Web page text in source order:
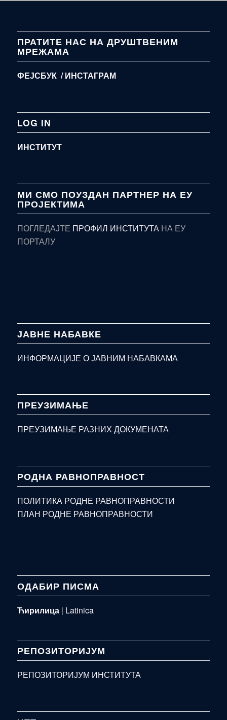
ПРАТИТЕ НАС НА ДРУШТВЕНИМ
МРЕЖАМА
ФЕЈСБУК /ИНСТАГРАМ
LOG IN
ИНСТИТУТ
МИ СМО ПОУЗДАН ПАРТНЕР НА ЕУ
ПРОЈЕКТИМА
ПОГЛЕДАЈТЕ ПРОФИЛ ИНСТИТУТАНА ЕУ
ПОРТАЛУ
ЈАВНЕ НАБАВКЕ
ИНФОРМАЦИЈЕ О ЈАВНИМ НАБАВКАМА
ПРЕУЗИМАЊЕ
ПРЕУЗИМАЊЕ РАЗНИХ ДОКУМЕНАТА
РОДНА РАВНОПРАВНОСТ
ПОЛИТИКА РОДНЕ РАВНОПРАВНОСТИ
ПЛАН РОДНЕ РАВНОПРАВНОСТИ
ОДАБИР ПИСМА
Ћирилица| Latinica
РЕПОЗИТОРИЈУМ
РЕПОЗИТОРИЈУМ ИНСТИТУТА